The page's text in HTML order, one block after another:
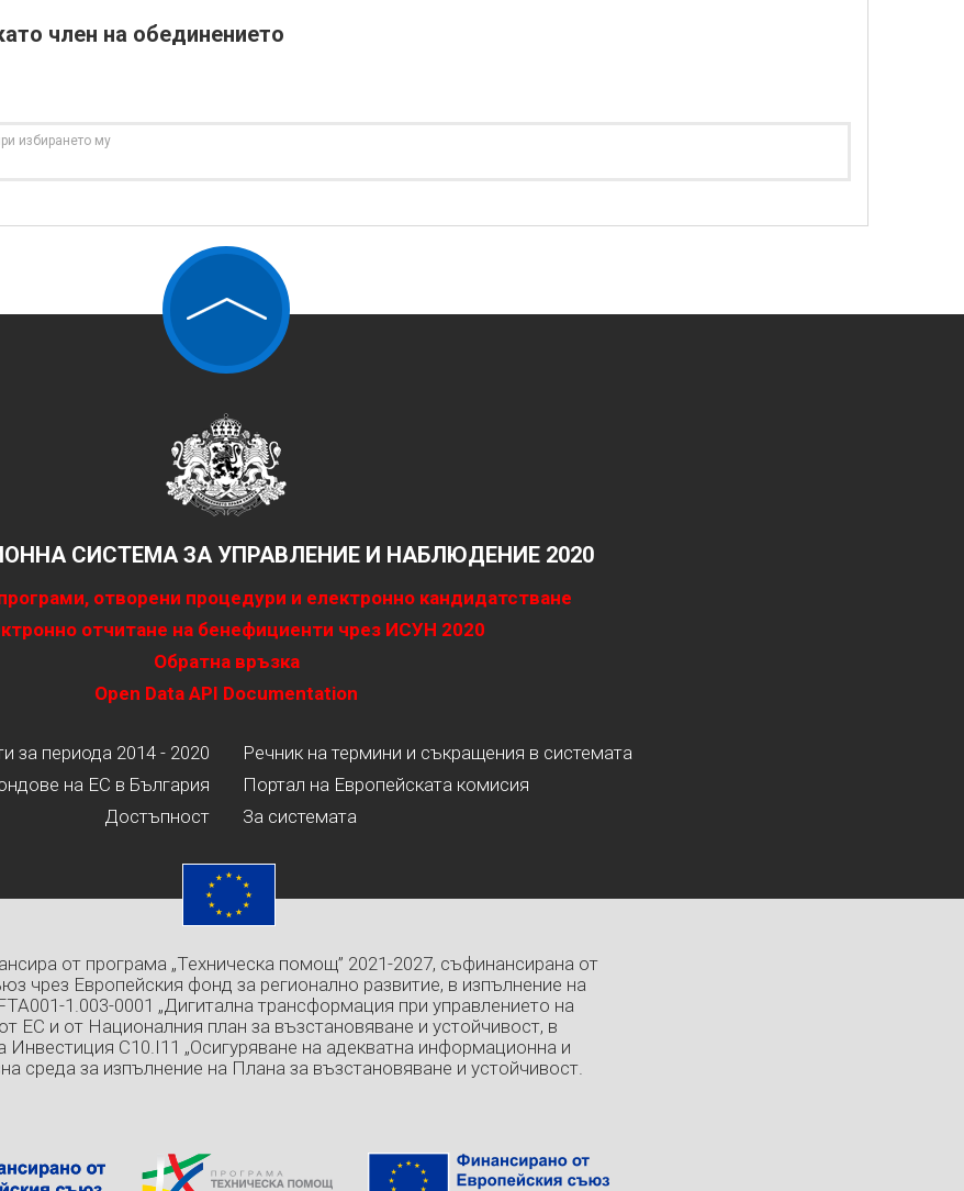
член на обединението
избирането му
СИСТЕМА ЗА УПРАВЛЕНИЕ И НАБЛЮДЕНИЕ 2020
отворени процедури и електронно кандидатстване
отчитане на бенефициенти чрез ИСУН 2020
Обратна връзка
Open Data API Documentation
за периода 2014 - 2020
на ЕС в България
Достъпност
Речник на термини и съкращения в системата
Портал на Европейската комисия
За системата
от програма „Техническа помощ” 2021-2027, съфинансирана от
чрез Европейския фонд за регионално развитие, в изпълнение на
1.003-0001 „Дигитална трансформация при управлението на
ЕС и от Националния план за възстановяване и устойчивост, в
Инвестиция C10.I11 „Осигуряване на адекватна информационна и
среда за изпълнение на Плана за възстановяване и устойчивост.